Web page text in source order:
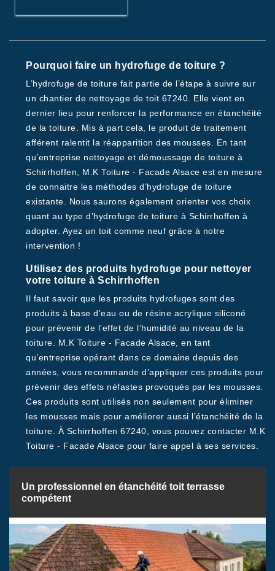
Pourquoi faire un hydrofuge de toiture ?
L’hydrofuge de toiture fait partie de l’étape à suivre sur
un chantier de nettoyage de toit 67240. Elle vient en
dernier lieu pour renforcer la performance en étanchéité
de la toiture. Mis à part cela, le produit de traitement
afférent ralentit la réapparition des mousses. En tant
qu’entreprise nettoyage et démoussage de toiture à
Schirrhoffen, M.K Toiture - Facade Alsace est en mesure
de connaitre les méthodes d’hydrofuge de toiture
existante. Nous saurons également orienter vos choix
quant au type d’hydrofuge de toiture à Schirrhoffen à
adopter. Ayez un toit comme neuf grâce à notre
intervention !
Utilisez des produits hydrofuge pour nettoyer
votre toiture à Schirrhoffen
Il faut savoir que les produits hydrofuges sont des
produits à base d'eau ou de résine acrylique siliconé
pour prévenir de l’effet de l’humidité au niveau de la
toiture. M.K Toiture - Facade Alsace, en tant
qu’entreprise opérant dans ce domaine depuis des
années, vous recommande d’appliquer ces produits pour
prévenir des effets néfastes provoqués par les mousses.
Ces produits sont utilisés non seulement pour éliminer
les mousses mais pour améliorer aussi l’étanchéité de la
toiture. À Schirrhoffen 67240, vous pouvez contacter M.K
Toiture - Facade Alsace pour faire appel à ses services.
Un professionnel en étanchéité toit terrasse
compétent